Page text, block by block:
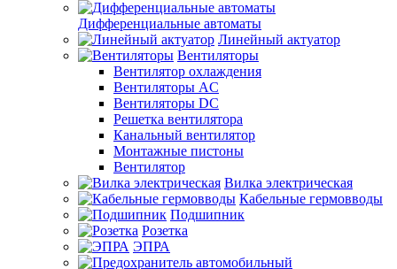
Дифференциальные автоматы
Линейный актуатор
Вентиляторы
Вентилятор охлаждения
Вентиляторы AC
Вентиляторы DC
Решетка вентилятора
Канальный вентилятор
Монтажные пистоны
Вентилятор
Вилка электрическая
Кабельные гермовводы
Подшипник
Розетка
ЭПРА